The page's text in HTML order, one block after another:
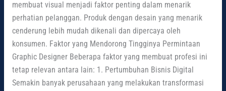
membuat visual menjadi faktor penting dalam menarik
perhatian pelanggan. Produk dengan desain yang menarik
cenderung lebih mudah dikenali dan dipercaya oleh
konsumen. Faktor yang Mendorong Tingginya Permintaan
Graphic Designer Beberapa faktor yang membuat profesi ini
tetap relevan antara lain: 1. Pertumbuhan Bisnis Digital
Semakin banyak perusahaan yang melakukan transformasi